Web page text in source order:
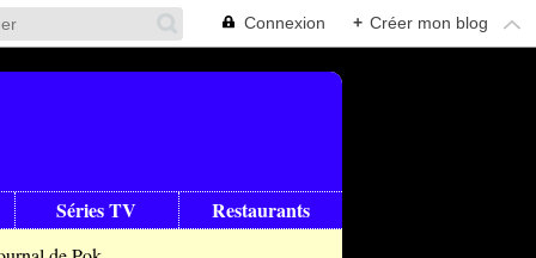
Connexion + Créer mon blog
Séries TV Restaurants